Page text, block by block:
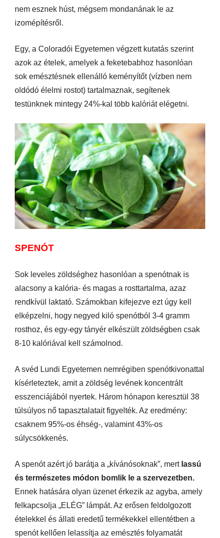
nem esznek húst, mégsem mondanának le az
izomépítésről.
Egy, a Coloradói Egyetemen végzett kutatás szerint
azok az ételek, amelyek a feketebabhoz hasonlóan
sok emésztésnek ellenálló keményítőt (vízben nem
oldódó élelmi rostot) tartalmaznak, segítenek
testünknek mintegy 24%-kal több kalóriát elégetni.
SPENÓT
Sok leveles zöldséghez hasonlóan a spenótnak is
alacsony a kalória- és magas a rosttartalma, azaz
rendkívül laktató. Számokban kifejezve ezt úgy kell
elképzelni, hogy negyed kiló spenótból 3-4 gramm
rosthoz, és egy-egy tányér elkészült zöldségben csak
8-10 kalóriával kell számolnod.
A svéd Lundi Egyetemen nemrégiben spenótkivonattal
kísérleteztek, amit a zöldség levének koncentrált
esszenciájából nyertek. Három hónapon keresztül 38
túlsúlyos nő tapasztalatait figyelték. Az eredmény:
csaknem 95%-os éhség-, valamint 43%-os
súlycsökkenés.
A spenót azért jó barátja a „kívánósoknak”, mertlassú
és természetes módon bomlik le a szervezetben.
Ennek hatására olyan üzenet érkezik az agyba, amely
felkapcsolja „ELÉG” lámpát. Az erősen feldolgozott
ételekkel és állati eredetű termékekkel ellentétben a
spenót kellően lelassítja az emésztés folyamatát